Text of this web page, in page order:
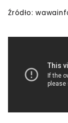
Źródło: